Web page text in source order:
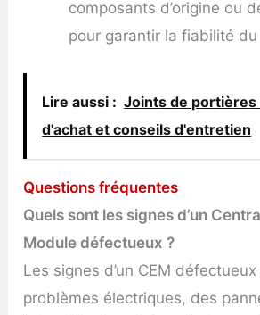
composants d’origine ou
pour garantir la fiabilité du
Lire aussi : Joints de portières
d'achat et conseils d'entretien
Questions fréquentes
Quels sont les signes d’un
Module défectueux ?
Les signes d’un CEM
problèmes électriques, des